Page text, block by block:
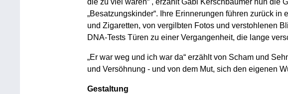
die zu viel waren“ , erzählt Gabi Kerschbaumer nun die
„Besatzungskinder“. Ihre Erinnerungen führen zurück in
und Zigaretten, von vergilbten Fotos und verstohlenen
DNA-Tests Türen zu einer Vergangenheit, die lange
„Er war weg und ich war da“ erzählt von Scham und
und Versöhnung - und von dem Mut, sich den eigenen
Gestaltung